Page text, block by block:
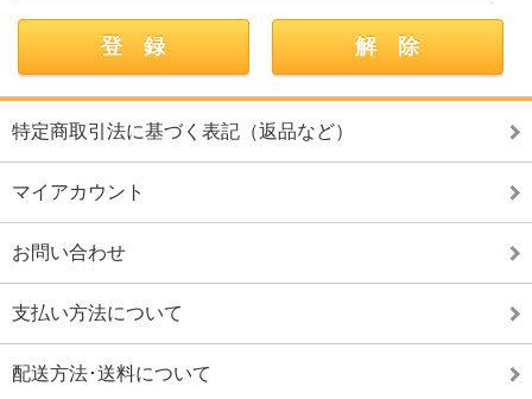
特定商取引法に基づく表記（返品など）
マイアカウント
お問い合わせ
支払い方法について
配送方法･送料について